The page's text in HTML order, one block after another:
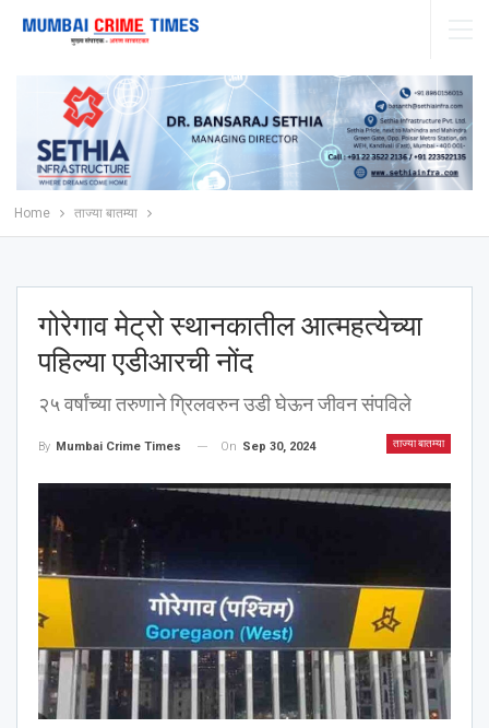
Home ताज्या बातम्या
गोरेगाव मेट्रो स्थानकातील आत्महत्येच्या
पहिल्या एडीआरची नोंद
२५ वर्षांच्या तरुणाने ग्रिलवरुन उडी घेऊन जीवन संपविले
ताज्या बातम्या
By Mumbai Crime Times On Sep 30, 2024